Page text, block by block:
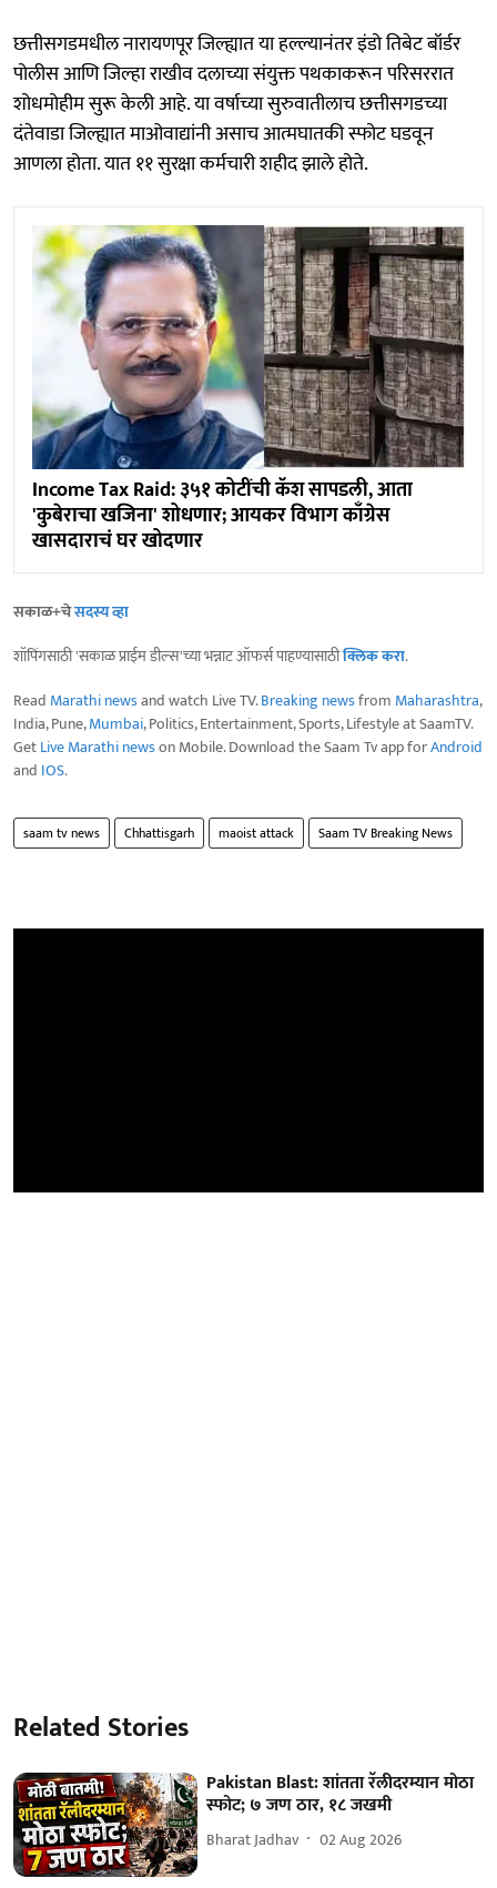
छत्तीसगडमधील नारायणपूर जिल्ह्यात या हल्ल्यानंतर इंडो तिबेट बॉर्डर
पोलीस आणि जिल्हा राखीव दलाच्या संयुक्त पथकाकरून परिसररात
शोधमोहीम सुरू केली आहे. या वर्षाच्या सुरुवातीलाच छत्तीसगडच्या
दंतेवाडा जिल्ह्यात माओवाद्यांनी असाच आत्मघातकी स्फोट घडवून
आणला होता. यात ११ सुरक्षा कर्मचारी शहीद झाले होते.
Income Tax Raid: ३५१ कोटींची कॅश सापडली, आता
'कुबेराचा खजिना' शोधणार; आयकर विभाग काँग्रेस
खासदाराचं घर खोदणार
सकाळ+चेसदस्य व्हा
शॉपिंगसाठी 'सकाळ प्राईम डील्स'च्या भन्नाट ऑफर्स पाहण्यासाठीक्लिक करा.
Read Marathi newsand watch Live TV.Breaking newsfrom Maharashtra,
India, Pune,Mumbai, Politics, Entertainment, Sports, Lifestyle at SaamTV.
GetLive Marathi newson Mobile. Download the Saam Tv app forAndroid
and IOS.
saam tv news Chhattisgarh maoist attack Saam TV Breaking News
Related Stories
Pakistan Blast: शांतता रॅलीदरम्यान मोठा
स्फोट; ७ जण ठार, १८ जखमी
Bharat Jadhav 02 Aug 2026